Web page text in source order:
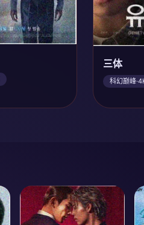
三体
科幻巅峰